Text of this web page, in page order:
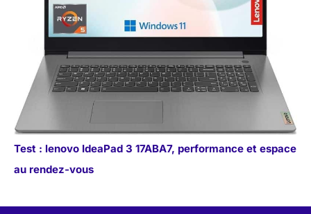
Test : lenovo IdeaPad 3 17ABA7, performance et espace
au rendez-vous